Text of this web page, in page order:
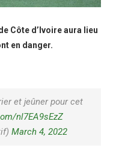
Côte d’Ivoire aura lieu
en danger.
et jeûner pour cet
nl7EA9sEzZ
March 4, 2022